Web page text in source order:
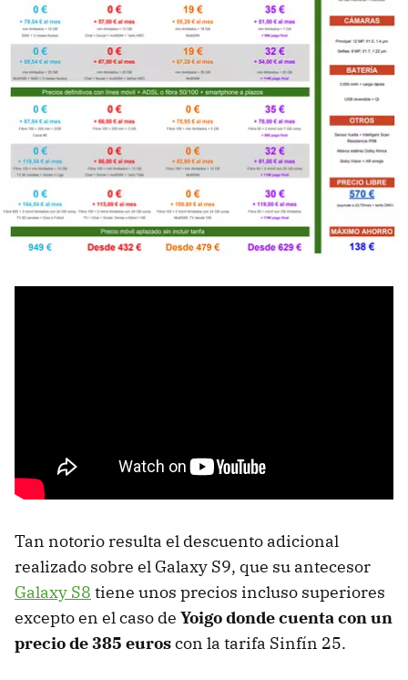
Tan notorio resulta el descuento adicional
realizado sobre el Galaxy S9, que su antecesor
Galaxy S8 tiene unos precios incluso superiores
excepto en el caso de Yoigo donde cuenta con un
precio de 385 euroscon la tarifa Sinfín 25.